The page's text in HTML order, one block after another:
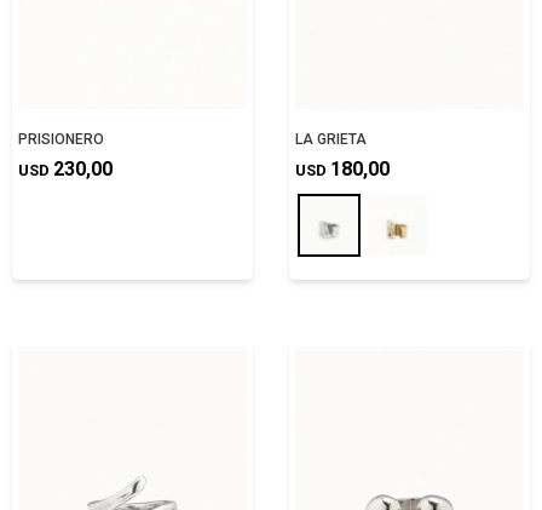
PRISIONERO
USD 230,00
LA GRIETA
USD 180,00